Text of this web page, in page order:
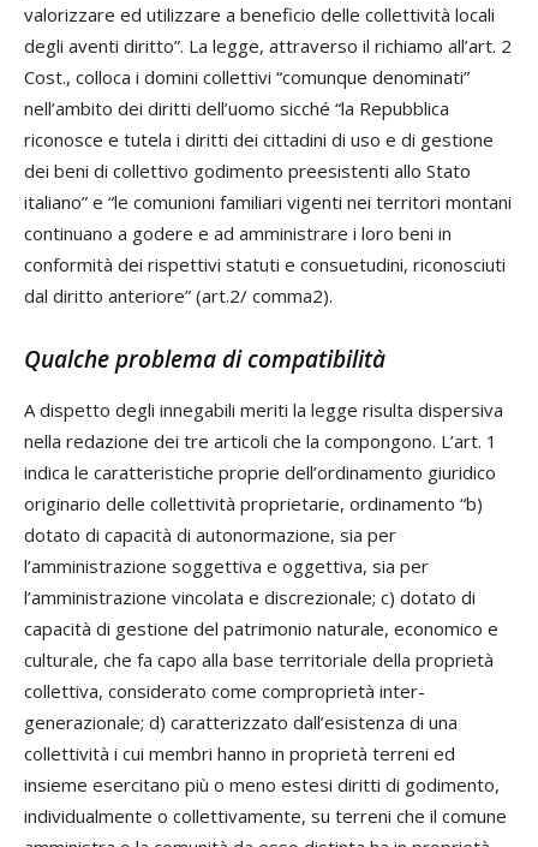
valorizzare ed utilizzare a beneficio delle collettività locali
degli aventi diritto”. La legge, attraverso il richiamo all’art. 2
Cost., colloca i domini collettivi “comunque denominati”
nell’ambito dei diritti dell’uomo sicché “la Repubblica
riconosce e tutela i diritti dei cittadini di uso e di gestione
dei beni di collettivo godimento preesistenti allo Stato
italiano” e “le comunioni familiari vigenti nei territori montani
continuano a godere e ad amministrare i loro beni in
conformità dei rispettivi statuti e consuetudini, riconosciuti
dal diritto anteriore” (art.2/ comma2).
Qualche problema di compatibilità
A dispetto degli innegabili meriti la legge risulta dispersiva
nella redazione dei tre articoli che la compongono. L’art. 1
indica le caratteristiche proprie dell’ordinamento giuridico
originario delle collettività proprietarie, ordinamento “b)
dotato di capacità di autonormazione, sia per
l’amministrazione soggettiva e oggettiva, sia per
l’amministrazione vincolata e discrezionale; c) dotato di
capacità di gestione del patrimonio naturale, economico e
culturale, che fa capo alla base territoriale della proprietà
collettiva, considerato come comproprietà inter-
generazionale; d) caratterizzato dall’esistenza di una
collettività i cui membri hanno in proprietà terreni ed
insieme esercitano più o meno estesi diritti di godimento,
individualmente o collettivamente, su terreni che il comune